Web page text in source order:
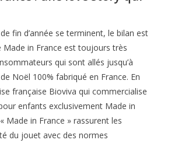
fin d’année se terminent, le bilan est
Made in France est toujours très
qui sont allés jusqu’à
Noël 100% fabriqué en France. En
française Bioviva qui commercialise
enfants exclusivement Made in
Made in France » rassurent les
du jouet avec des normes